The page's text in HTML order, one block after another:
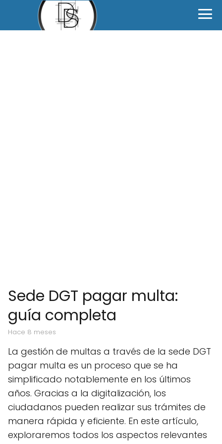
Sede DGT pagar multa:
guía completa
hace 8 meses
La gestión de multas a través de la sede DGT
pagar multa es un proceso que se ha
simplificado notablemente en los últimos
años. Gracias a la digitalización, los
ciudadanos pueden realizar sus trámites de
manera rápida y eficiente. En este artículo,
exploraremos todos los aspectos relevantes